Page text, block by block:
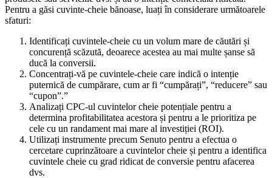
Pentru a găsi cuvinte-cheie bănoase, luați în considerare următoarele
sfaturi:
Identificați cuvintele-cheie cu un volum mare de căutări și
concurență scăzută, deoarece acestea au mai multe șanse să
ducă la conversii.
Concentrați-vă pe cuvintele-cheie care indică o intenție
puternică de cumpărare, cum ar fi “cumpărați”, “reducere” sau
“cupon”.”
Analizați CPC-ul cuvintelor cheie potențiale pentru a
determina profitabilitatea acestora și pentru a le prioritiza pe
cele cu un randament mai mare al investiției (ROI).
Utilizați instrumente precum Senuto pentru a efectua o
cercetare cuprinzătoare a cuvintelor cheie și pentru a identifica
cuvintele cheie cu grad ridicat de conversie pentru afacerea
dvs.